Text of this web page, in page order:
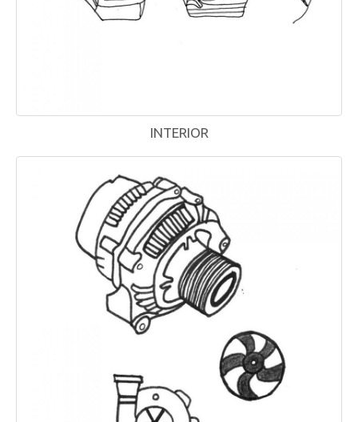
INTERIOR